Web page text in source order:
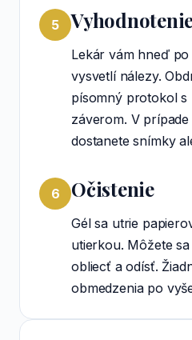
5
Lekár vám hneď
vysvetlí nálezy.
písomný protokol s
záverom. V
dostanete snímky
6 Očistenie
Gél sa utrie
utierkou. Môžete
obliecť a odísť.
obmedzenia po